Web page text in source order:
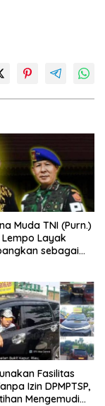
Muda TNI (Purn.)
Lempo Layak
sebagai
terhadap
Hukum
Fasilitas
Izin DPMPTSP,
Mengemudi